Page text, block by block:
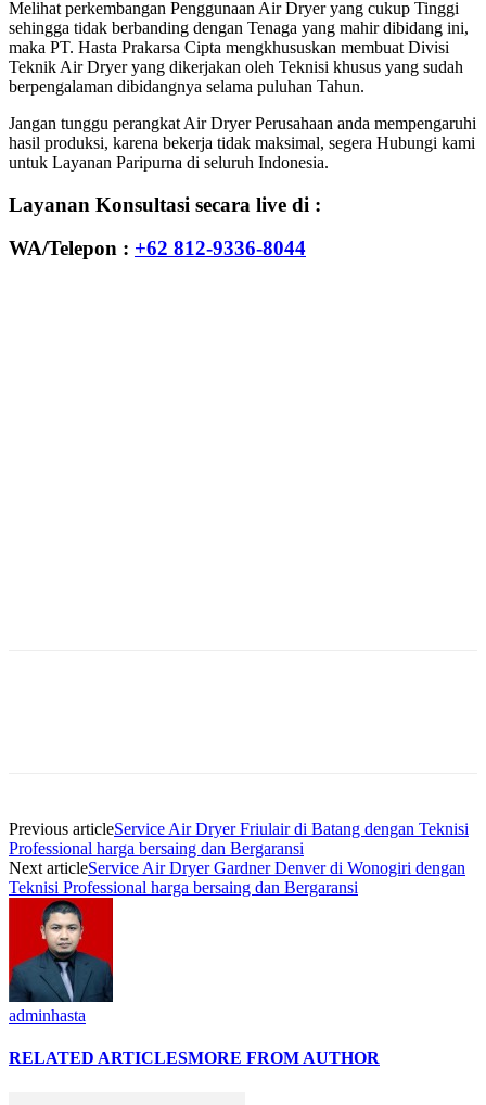
Melihat perkembangan Penggunaan Air Dryer yang cukup Tinggi
sehingga tidak berbanding dengan Tenaga yang mahir dibidang ini,
maka PT. Hasta Prakarsa Cipta mengkhususkan membuat Divisi
Teknik Air Dryer yang dikerjakan oleh Teknisi khusus yang sudah
berpengalaman dibidangnya selama puluhan Tahun.
Jangan tunggu perangkat Air Dryer Perusahaan anda mempengaruhi
hasil produksi, karena bekerja tidak maksimal, segera Hubungi kami
untuk Layanan Paripurna di seluruh Indonesia.
Layanan Konsultasi secara live di :
WA/Telepon : +62 812-9336-8044
Previous articleService Air Dryer Friulair di Batang dengan Teknisi
Professional harga bersaing dan Bergaransi
Next articleService Air Dryer Gardner Denver di Wonogiri dengan
Teknisi Professional harga bersaing dan Bergaransi
adminhasta
RELATED ARTICLESMORE FROM AUTHOR